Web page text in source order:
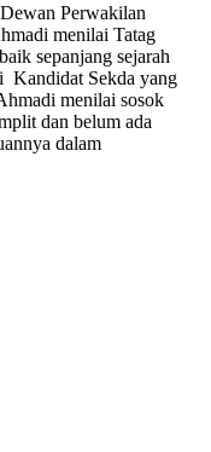
Komisi
I
DPRD
Sragen
Thohar
Ahmadi
Menilai
Perwakilan
menilai Tatag
sepanjang sejarah
Kandidat Sekda yang
menilai sosok
dan belum ada
dalam